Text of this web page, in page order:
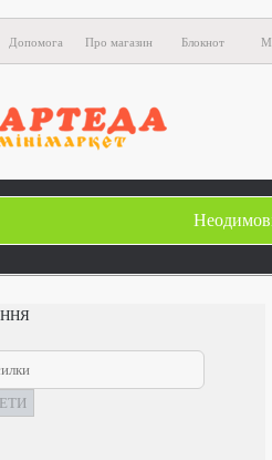
Допомога Про магазин Блокнот